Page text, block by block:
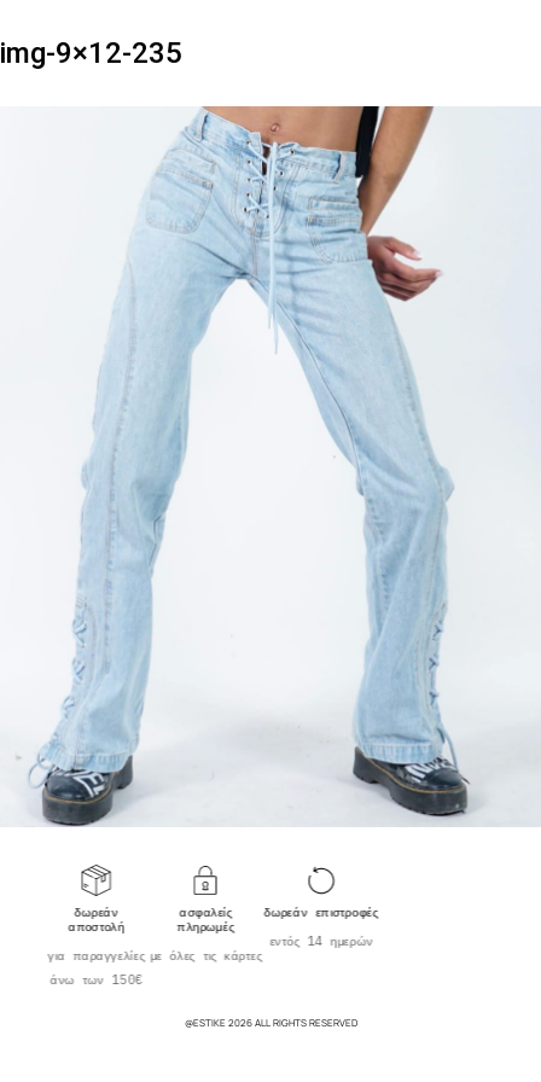
img-9×12-235
δωρεάν
αποστολή
για παραγγελίες
άνω των 150€
ασφαλείς
πληρωμές
με όλες τις κάρτες
δωρεάν επιστροφές
εντός 14 ημερών
@ESTIKE 2026 ALL RIGHTS RESERVED